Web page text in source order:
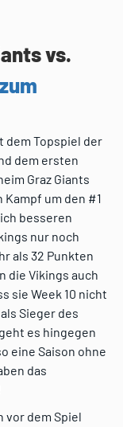
vs.
dem Topspiel der
dem ersten
Graz Giants
Kampf um den #1
besseren
nur noch
als 32 Punkten
die Vikings auch
sie Week 10 nicht
Sieger des
es hingegen
eine Saison ohne
das
vor dem Spiel